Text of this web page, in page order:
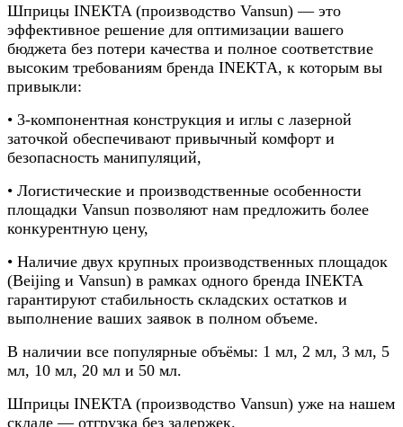
Шприцы INEКTA (производство Vansun) — это
эффективное решение для оптимизации вашего
бюджета без потери качества и полное соответствие
высоким требованиям бренда INEКТA, к которым вы
привыкли:
• 3-компонентная конструкция и иглы с лазерной
заточкой обеспечивают привычный комфорт и
безопасность манипуляций,
• Логистические и производственные особенности
площадки Vansun позволяют нам предложить более
конкурентную цену,
• Наличие двух крупных производственных площадок
(Beijing и Vansun) в рамках одного бренда INЕКТА
гарантируют стабильность складских остатков и
выполнение ваших заявок в полном объеме.
В наличии все популярные объёмы: 1 мл, 2 мл, 3 мл, 5
мл, 10 мл, 20 мл и 50 мл.
Шприцы INEКTA (производство Vansun) уже на нашем
складе — отгрузка без задержек.